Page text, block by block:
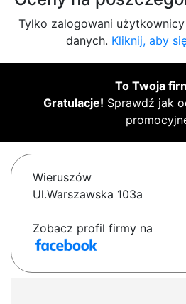
Tylko zalogowani
danych. Kliknij, aby
To Twoja
Gratulacje! Sprawdź jak
Wieruszów
Ul.Warszawska 103a
Zobacz profil firmy na